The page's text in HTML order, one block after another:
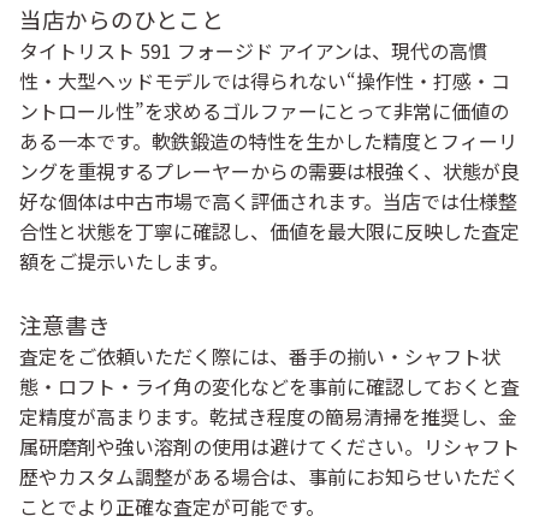
当店からのひとこと
タイトリスト 591 フォージド アイアンは、現代の高慣
性・大型ヘッドモデルでは得られない“操作性・打感・コ
ントロール性”を求めるゴルファーにとって非常に価値の
ある一本です。軟鉄鍛造の特性を生かした精度とフィーリ
ングを重視するプレーヤーからの需要は根強く、状態が良
好な個体は中古市場で高く評価されます。当店では仕様整
合性と状態を丁寧に確認し、価値を最大限に反映した査定
額をご提示いたします。
注意書き
査定をご依頼いただく際には、番手の揃い・シャフト状
態・ロフト・ライ角の変化などを事前に確認しておくと査
定精度が高まります。乾拭き程度の簡易清掃を推奨し、金
属研磨剤や強い溶剤の使用は避けてください。リシャフト
歴やカスタム調整がある場合は、事前にお知らせいただく
ことでより正確な査定が可能です。